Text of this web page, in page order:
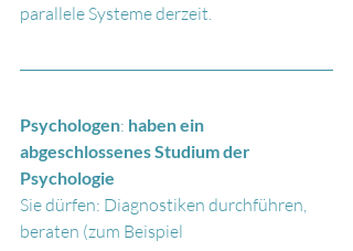
parallele Systeme derzeit.
Psychologen: haben ein
abgeschlossenes Studium der
Psychologie
Sie dürfen: Diagnostiken durchführen,
beraten (zum Beispiel